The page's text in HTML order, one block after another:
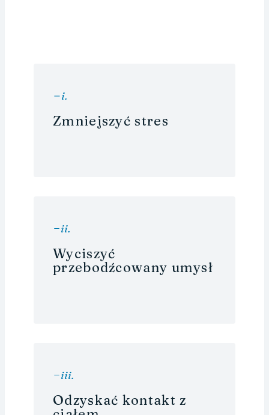
i.
Zmniejszyć stres
ii.
Wyciszyć
przebodźcowany umysł
iii.
Odzyskać kontakt z